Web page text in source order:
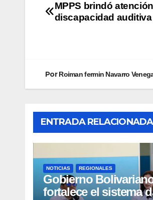
MPPS brindó
discapacidad
PorRoiman fermin Navarro
ENTRADA RELACIONADA
NOTICIAS REGIONALES
Gobierno
fortalece el sistema